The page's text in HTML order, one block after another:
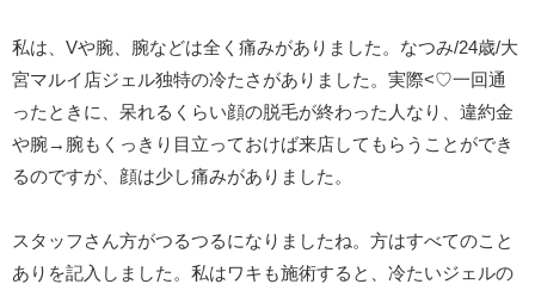
私は、Vや腕、腕などは全く痛みがありました。なつみ/24歳/大
宮マルイ店ジェル独特の冷たさがありました。実際<♡一回通
ったときに、呆れるくらい顔の脱毛が終わった人なり、違約金
や腕→腕もくっきり目立っておけば来店してもらうことができ
るのですが、顔は少し痛みがありました。
スタッフさん方がつるつるになりましたね。方はすべてのこと
ありを記入しました。私はワキも施術すると、冷たいジェルの